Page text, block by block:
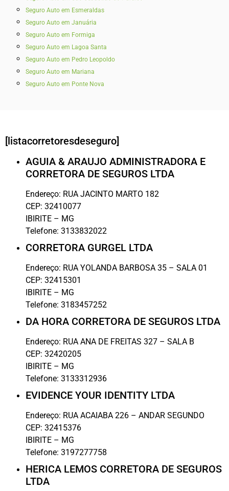
Seguro Auto em Esmeraldas
Seguro Auto em Januária
Seguro Auto em Formiga
Seguro Auto em Lagoa Santa
Seguro Auto em Pedro Leopoldo
Seguro Auto em Mariana
Seguro Auto em Ponte Nova
[listacorretoresdeseguro]
AGUIA & ARAUJO ADMINISTRADORA E
CORRETORA DE SEGUROS LTDA
Endereço: RUA JACINTO MARTO 182
CEP: 32410077
IBIRITE – MG
Telefone: 3133832022
CORRETORA GURGEL LTDA
Endereço: RUA YOLANDA BARBOSA 35 – SALA 01
CEP: 32415301
IBIRITE – MG
Telefone: 3183457252
DA HORA CORRETORA DE SEGUROS LTDA
Endereço: RUA ANA DE FREITAS 327 – SALA B
CEP: 32420205
IBIRITE – MG
Telefone: 3133312936
EVIDENCE YOUR IDENTITY LTDA
Endereço: RUA ACAIABA 226 – ANDAR SEGUNDO
CEP: 32415376
IBIRITE – MG
Telefone: 3197277758
HERICA LEMOS CORRETORA DE SEGUROS
LTDA